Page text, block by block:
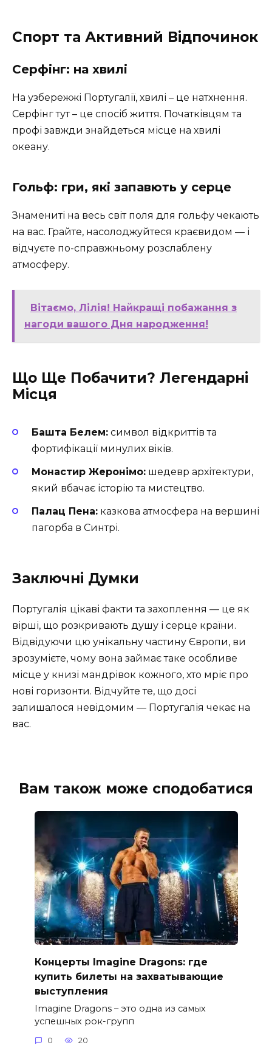
Спорт та Активний Відпочинок
Серфінг: на хвилі
На узбережжі Португалії, хвилі – це натхнення.
Серфінг тут – це спосіб життя. Початківцям та
профі завжди знайдеться місце на хвилі
океану.
Гольф: гри, які запавють у серце
Знамениті на весь світ поля для гольфу чекають
на вас. Грайте, насолоджуйтеся краєвидом — і
відчуєте по-справжньому розслаблену
атмосферу.
Вітаємо, Лілія! Найкращі побажання з
нагоди вашого Дня народження!
Що Ще Побачити? Легендарні
Місця
Башта Белем: символ відкриттів та
фортифікації минулих віків.
Монастир Жеронімо: шедевр архітектури,
який вбачає історію та мистецтво.
Палац Пена: казкова атмосфера на вершині
пагорба в Синтрі.
Заключні Думки
Португалія цікаві факти та захоплення — це як
вірші, що розкривають душу і серце країни.
Відвідуючи цю унікальну частину Європи, ви
зрозумієте, чому вона займає таке особливе
місце у книзі мандрівок кожного, хто мріє про
нові горизонти. Відчуйте те, що досі
залишалося невідомим — Португалія чекає на
вас.
Вам також може сподобатися
Концерты Imagine Dragons: где
купить билеты на захватывающие
выступления
Imagine Dragons – это одна из самых
успешных рок-групп
0 20